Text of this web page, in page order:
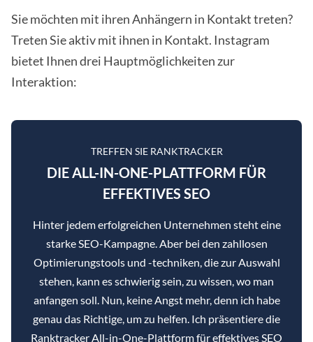
Sie möchten mit ihren Anhängern in Kontakt treten?
Treten Sie aktiv mit ihnen in Kontakt. Instagram
bietet Ihnen drei Hauptmöglichkeiten zur
Interaktion:
TREFFEN SIE RANKTRACKER
DIE ALL-IN-ONE-PLATTFORM FÜR
EFFEKTIVES SEO
Hinter jedem erfolgreichen Unternehmen steht eine
starke SEO-Kampagne. Aber bei den zahllosen
Optimierungstools und -techniken, die zur Auswahl
stehen, kann es schwierig sein, zu wissen, wo man
anfangen soll. Nun, keine Angst mehr, denn ich habe
genau das Richtige, um zu helfen. Ich präsentiere die
Ranktracker All-in-One-Plattform für effektives SEO